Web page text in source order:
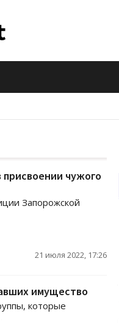
чужого
Запорожской
21 июля 2022, 17:26
имущество
которые